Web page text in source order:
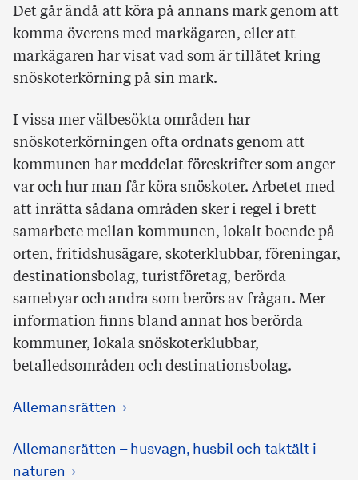
Det går ändå att köra på annans mark genom att
komma överens med markägaren, eller att
markägaren har visat vad som är tillåtet kring
snöskoterkörning på sin mark.
I vissa mer välbesökta områden har
snöskoterkörningen ofta ordnats genom att
kommunen har meddelat föreskrifter som anger
var och hur man får köra snöskoter. Arbetet med
att inrätta sådana områden sker i regel i brett
samarbete mellan kommunen, lokalt boende på
orten, fritidshusägare, skoterklubbar, föreningar,
destinationsbolag, turistföretag, berörda
samebyar och andra som berörs av frågan. Mer
information finns bland annat hos berörda
kommuner, lokala snöskoterklubbar,
betalledsområden och destinationsbolag.
Allemansrätten
Allemansrätten – husvagn, husbil och taktält i
naturen